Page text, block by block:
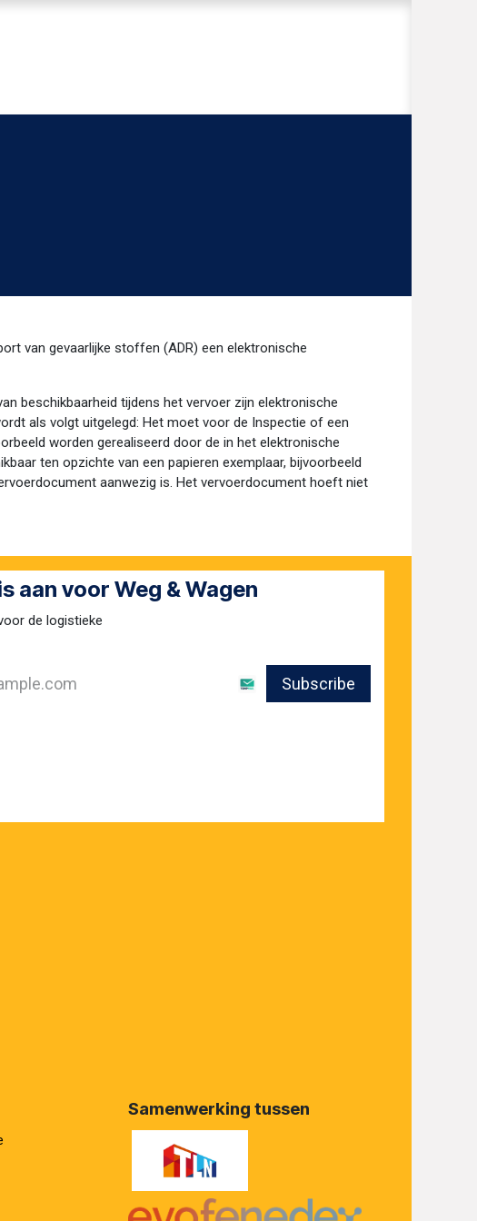
van gevaarlijke stoffen (ADR) een elektronische
beschikbaarheid tijdens het vervoer zijn elektronische
als volgt uitgelegd: Het moet voor de Inspectie of een
worden gerealiseerd door de in het elektronische
ten opzichte van een papieren exemplaar, bijvoorbeeld
aanwezig is. Het vervoerdocument hoeft niet
aan voor Weg & Wagen
de logistieke
Subscribe
Samenwerking tussen